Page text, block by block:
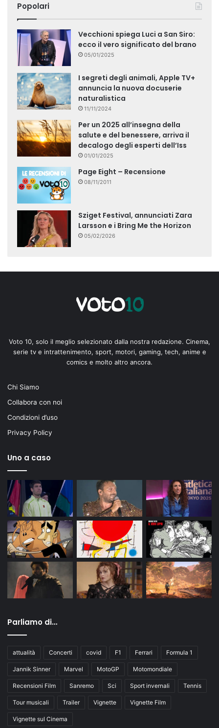
Popolari
Vecchioni spiega Luci a San Siro:
ecco il vero significato del brano
05/01/2025
I segreti degli animali, Apple TV+
annuncia la nuova docuserie
naturalistica
11/11/2024
Per un 2025 all’insegna della
salute e del benessere, arriva il
decalogo degli esperti dell’Iss
01/01/2025
Page Eight – Recensione
08/11/2011
Sziget Festival, annunciati Zara
Larsson e i Bring Me the Horizon
05/02/2026
Voto 10, solo il meglio selezionato dalla nostra redazione. Cinema,
serie tv e intrattenimento, sport, motori, gaming, tech, anime e
comics e molto altro ancora.
Chi Siamo
Collabora con noi
Condizioni d’uso
Privacy Policy
Uno a caso
Parliamo di…
attualità Concerti covid F1 Ferrari Formula 1
Jannik Sinner Marvel MotoGP Motomondiale
Recensioni Film Sanremo Sci Sport invernali Tennis
Tour musicali Trailer Vignette Vignette Film
Vignette sul Cinema